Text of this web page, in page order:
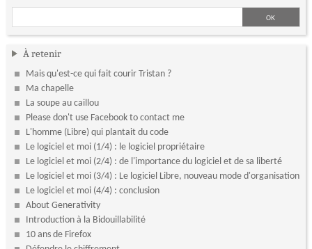
À retenir
Mais qu'est-ce qui fait courir Tristan ?
Ma chapelle
La soupe au caillou
Please don't use Facebook to contact me
L'homme (Libre) qui plantait du code
Le logiciel et moi (1/4) : le logiciel propriétaire
Le logiciel et moi (2/4) : de l'importance du logiciel et de sa liberté
Le logiciel et moi (3/4) : Le logiciel Libre, nouveau mode d'organisation
Le logiciel et moi (4/4) : conclusion
About Generativity
Introduction à la Bidouillabilité
10 ans de Firefox